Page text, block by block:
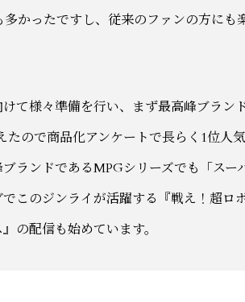
かったですし、従来のファンの方にも
て様々準備を行い、まず最高峰ブラン
たので商品化アンケートで長らく1位人
ランドであるMPGシリーズでも「スー
このジンライが活躍する『戦え！超ロ
の配信も始めています。